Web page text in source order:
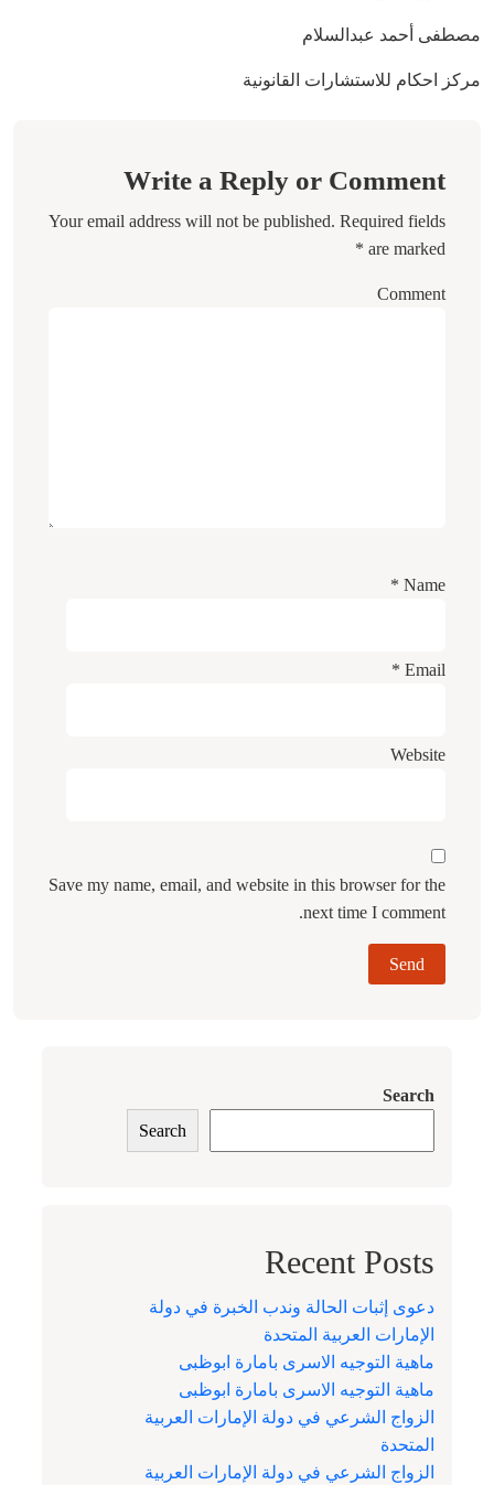
مصطفى أحمد عبدالسلام
مركز احكام للاستشارات القانونية
Write a Reply or Comment
Your email address will not be published. Required fields
are marked
*
Comment
Name
*
Email
*
Website
Save my name, email, and website in this browser for the
next time I comment.
Search
Search
Recent Posts
دعوى إثبات الحالة وندب الخبرة في دولة
الإمارات العربية المتحدة
ماهية التوجيه الاسرى بامارة ابوظبى
ماهية التوجيه الاسرى بامارة ابوظبى
الزواج الشرعي في دولة الإمارات العربية
المتحدة
الزواج الشرعي في دولة الإمارات العربية